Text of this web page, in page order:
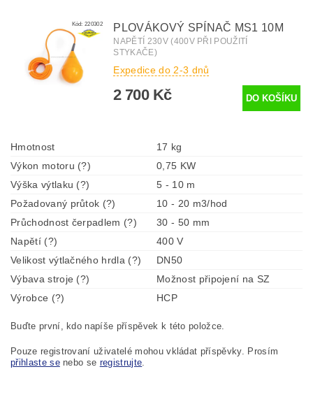
Kód:220302 PLOVÁKOVÝ SPÍNAČ MS1 10M
NAPĚTÍ 230V (400V PŘI POUŽITÍ
STYKAČE)
Expedice do 2-3 dnů
2 700 Kč
Hmotnost
17 kg
Výkon motoru (?)
0,75 KW
Výška výtlaku (?)
5 - 10 m
Požadovaný průtok (?)
10 - 20 m3/hod
Průchodnost čerpadlem (?)
30 - 50 mm
Napětí (?)
400 V
Velikost výtlačného hrdla (?)
DN50
Výbava stroje (?)
Možnost připojení na SZ
Výrobce (?)
HCP
Buďte první, kdo napíše příspěvek k této položce.
Pouze registrovaní uživatelé mohou vkládat příspěvky. Prosím
přihlaste senebo se registrujte